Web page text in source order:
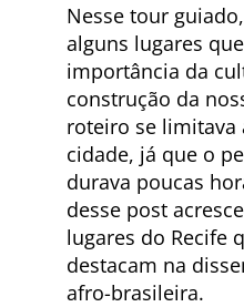
Nesse tour
alguns lugares
importância da
construção da
roteiro se limitava
cidade, já que o
durava poucas
desse post
lugares do Recife
destacam na
afro-brasileira.